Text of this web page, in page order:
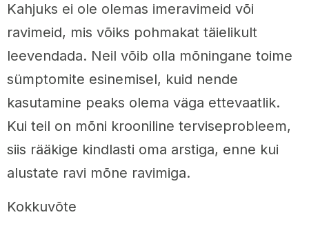
Kahjuks ei ole olemas imeravimeid või
ravimeid, mis võiks pohmakat täielikult
leevendada. Neil võib olla mõningane toime
sümptomite esinemisel, kuid nende
kasutamine peaks olema väga ettevaatlik.
Kui teil on mõni krooniline terviseprobleem,
siis rääkige kindlasti oma arstiga, enne kui
alustate ravi mõne ravimiga.
Kokkuvõte